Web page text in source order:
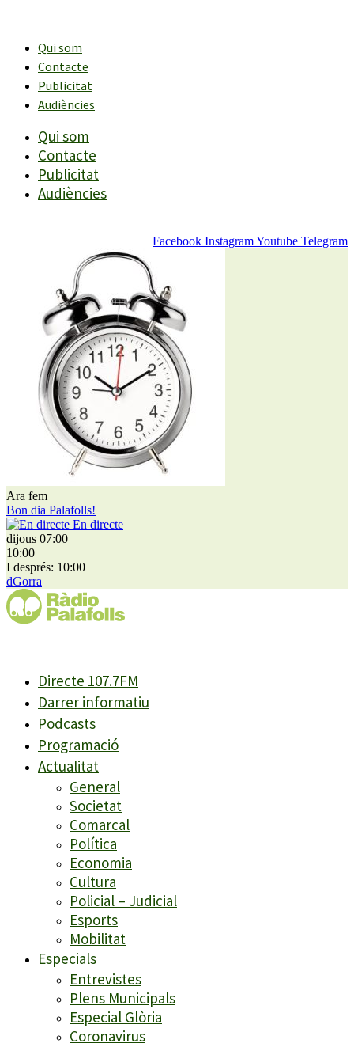
contingutQui som
Contacte
Publicitat
Audiències
Qui som
Contacte
Publicitat
Audiències
Facebook InstagramYoutube Telegram
Ara fem
Bon dia Palafolls!
En directe
dijous 07:00
10:00
I després: 10:00
dGorra
Directe 107.7FM
Darrer informatiu
Podcasts
Programació
Actualitat
General
Societat
Comarcal
Política
Economia
Cultura
Policial – Judicial
Esports
Mobilitat
Especials
Entrevistes
Plens Municipals
Especial Glòria
Coronavirus